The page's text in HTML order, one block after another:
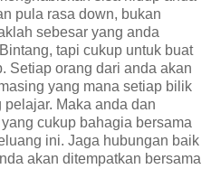
pula rasa down, bukan
sebesar yang anda
tapi cukup untuk buat
Setiap orang dari anda akan
yang mana setiap bilik
Maka anda dan
cukup bahagia bersama
ini. Jaga hubungan baik
akan ditempatkan bersama